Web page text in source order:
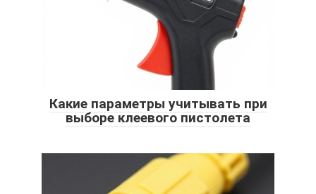
Какие параметры учитывать при
выборе клеевого пистолета